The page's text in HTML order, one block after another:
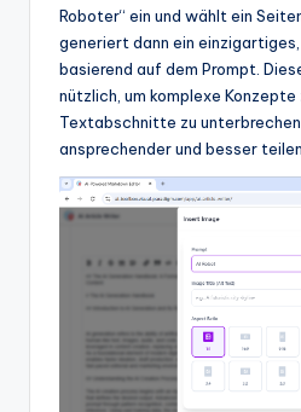
Roboter“ ein und wählt ein
generiert dann ein
basierend auf dem Prompt.
nützlich, um komplexe Konzepte
Textabschnitte zu unterbrechen
ansprechender und besser teilen